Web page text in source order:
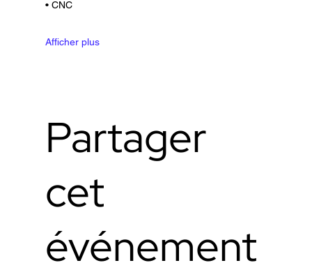
• CNC
Afficher plus
Partager
cet
événement